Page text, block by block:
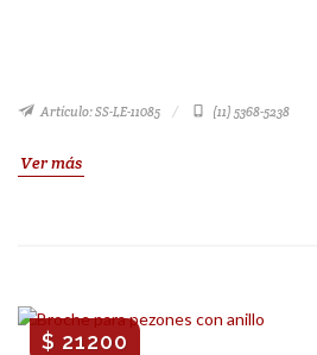
Artículo: SS-LE-11085 (11) 5368-5238
Ver más
$ 21200